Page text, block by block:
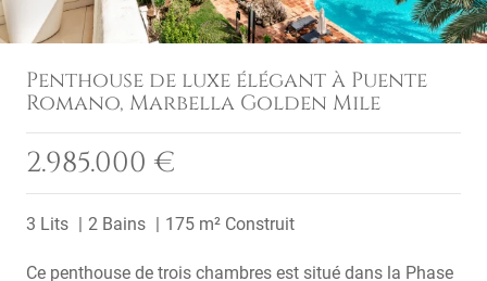
Penthouse de luxe élégant à Puente
Romano, Marbella Golden Mile
2.985.000 €
3 Lits 2 Bains 175 m² Construit
Ce penthouse de trois chambres est situé dans la Phase